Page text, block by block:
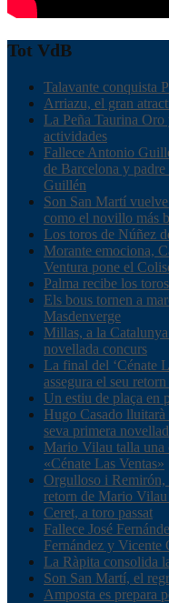
Tot VdB
Talavante conquista
Arriazu, el gran
La Peña Taurina
actividades
Fallece Antonio
de Barcelona y
Guillén
Son San Martí
como el novillo más
Los toros de Núñez
Morante emociona,
Ventura pone el
Palma recibe los
Els bous tornen a
Masdenverge
Millas, a la
novellada concurs
La final del ‘Cénate
assegura el seu
Un estiu de plaça en
Hugo Casado
seva primera
Mario Vilau talla una
«Cénate Las Ventas»
Orgulloso i Remirón,
retorn de Mario Vilau
Ceret, a toro passat
Fallece José
Fernández y Vicente
La Ràpita consolida
Son San Martí, el
Amposta es prepara